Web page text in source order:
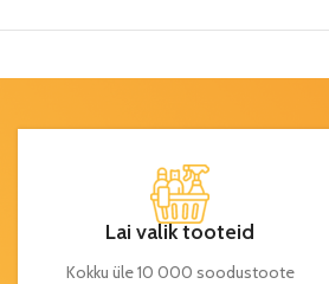
Lai valik tooteid
Kokku üle 10 000 soodustoote